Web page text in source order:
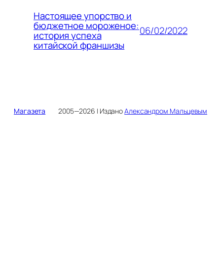
Настоящее упорство и
бюджетное мороженое:
история успеха
китайской франшизы
06/02/2022
Магазета 2005—2026 | ИзданоАлександром Мальцевым